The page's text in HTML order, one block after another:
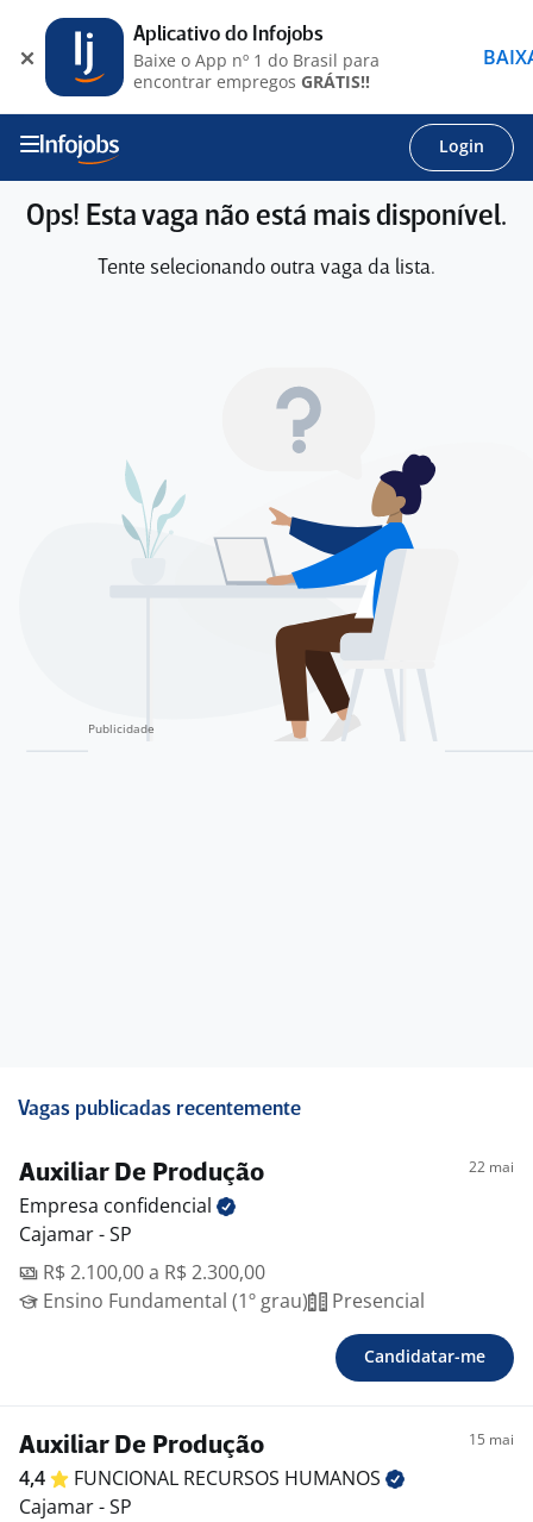
Login
Ops! Esta vaga não está mais disponível.
Tente selecionando outra vaga da lista.
Vagas publicadas recentemente
Auxiliar De Produção 22 mai
Empresa confidencial
Cajamar - SP
R$ 2.100,00 a R$ 2.300,00
Ensino Fundamental (1º grau)
Presencial
Candidatar-me
Auxiliar De Produção 15 mai
4,4 FUNCIONAL RECURSOS HUMANOS
Cajamar - SP
Aplicativo do Infojobs
Baixe o App nº 1 do Brasil para
encontrar empregos GRÁTIS!!